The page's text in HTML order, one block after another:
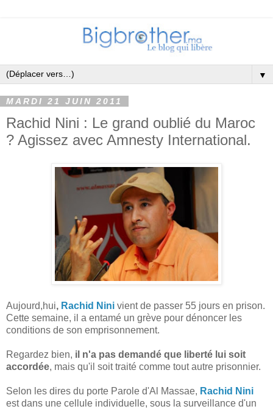
▼
MARDI 21 JUIN 2011
Rachid Nini : Le grand oublié du Maroc
? Agissez avec Amnesty International.
Aujourd,hui, Rachid Nini vient de passer 55 jours en prison.
Cette semaine, il a entamé un grève pour dénoncer les
conditions de son emprisonnement.
Regardez bien, il n'a pas demandé que liberté lui soit
accordée, mais qu'il soit traité comme tout autre prisonnier.
Selon les dires du porte Parole d'Al Massae, Rachid Nini
est dans une cellule individuelle, sous la surveillance d'un